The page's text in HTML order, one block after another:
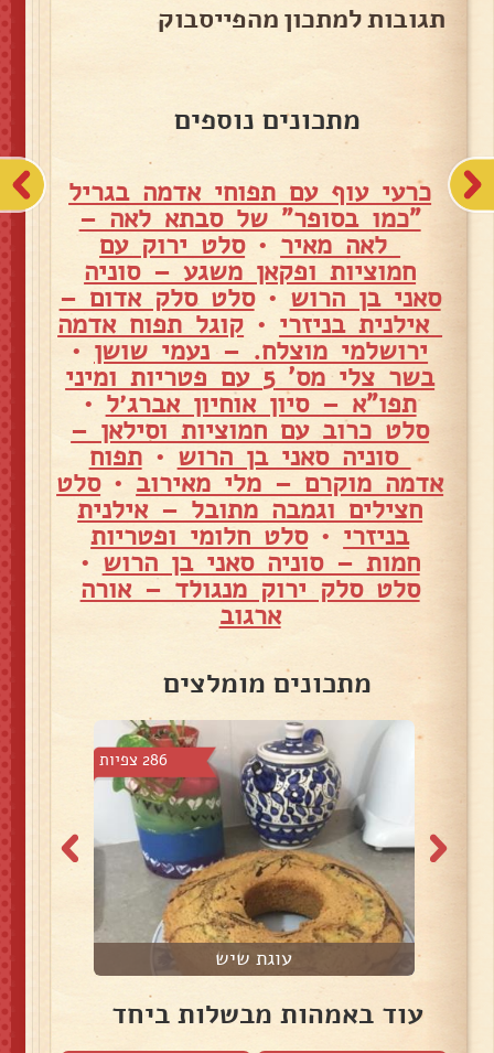
תגובות למתכון מהפייסבוק
מתכונים נוספים
כרעי עוף עם תפוחי אדמה בגריל
"כמו בסופר" של סבתא לאה –
לאה מאיר •סלט ירוק עם
חמוציות ופקאן משגע – סוניה
סאני בן הרוש •סלט סלק אדום –
אילנית בניזרי • קוגל תפוח אדמה
ירושלמי מוצלח. – נעמי שושן •
בשר צלי מס' 5 עם פטריות ומיני
תפו"א – סיון אוחיון אברג׳ל •
סלט כרוב עם חמוציות וסילאן –
סוניה סאני בן הרוש •תפוח
אדמה מוקרם – מלי מאירוב •סלט
חצילים וגמבה מתובל – אילנית
בניזרי •סלט חלומי ופטריות
חמות – סוניה סאני בן הרוש •
סלט סלק ירוק מנגולד – אורה
ארגוב
מתכונים מומלצים
286 צפיות
עוגת שיש
עוד באמהות מבשלות ביחד